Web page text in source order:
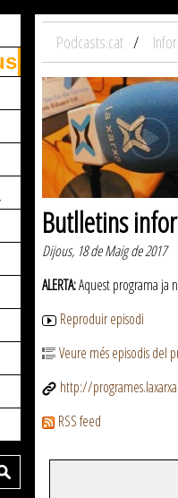
Podcasts.cat
Butlletins
Dijous, 18 de Maig de 2017
ALERTA:Aquest programa ja
Reproduir episodi
Veure més episodis del
http://
RSS feed